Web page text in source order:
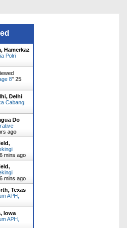
Hamerkaz
Polri
8" 25
Delhi
Cabang
Do
ago
mins ago
mins ago
Texas
APH,
Iowa
APH,